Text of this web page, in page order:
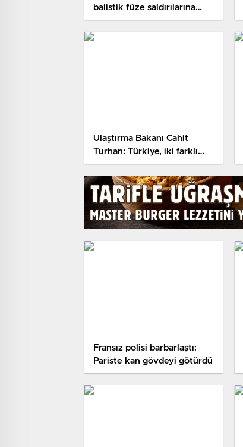
balistik füze saldırılarına
karşı hava savunma
sistemleri kurdu
Ulaştırma Bakanı Cahit
Turhan: Türkiye, iki farklı
demir yolları İle AB’ye
bağlanacağını açıkladı
Fransız polisi barbarlaştı:
Pariste kan gövdeyi götürdü